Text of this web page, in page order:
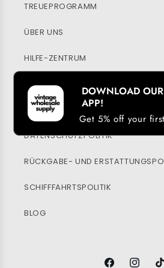
TREUEPROGRAMM
ÜBER UNS
HILFE-ZENTRUM
MEIN KONTO
NACHHALTIGKEIT
DATENSCHUTZPOLITIK
RÜCKGABE- UND
SCHIFFFAHRTSPOLITIK
BLOG
DOWNLOAD OUR
APP!
Get 5% off your